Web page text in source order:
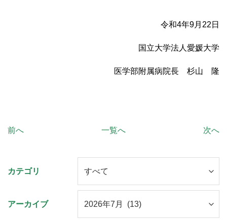
令和4年9月22日
国立大学法人愛媛大学
医学部附属病院長 杉山 隆
前へ 一覧へ 次へ
カテゴリ
アーカイブ